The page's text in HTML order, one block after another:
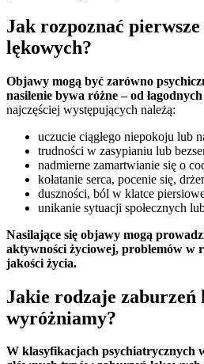
Jak rozpoznać
lękowych?
Objawy mogą być zarówno
nasilenie bywa różne – od
najczęściej występujących należą:
uczucie ciągłego niepokoju lub
trudności w zasypianiu lub
nadmierne zamartwianie się o
kołatanie serca, pocenie się,
duszności, ból w klatce
unikanie sytuacji społecznych
Nasilające się objawy mogą
aktywności życiowej, problemów w
jakości życia.
Jakie rodzaje zaburzeń
wyróżniamy?
W klasyfikacjach psychiatrycznych